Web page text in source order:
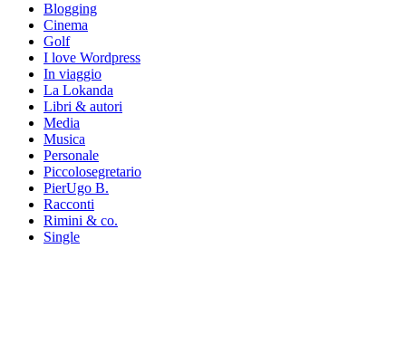
Blogging
Cinema
Golf
I love Wordpress
In viaggio
La Lokanda
Libri & autori
Media
Musica
Personale
Piccolosegretario
PierUgo B.
Racconti
Rimini & co.
Single